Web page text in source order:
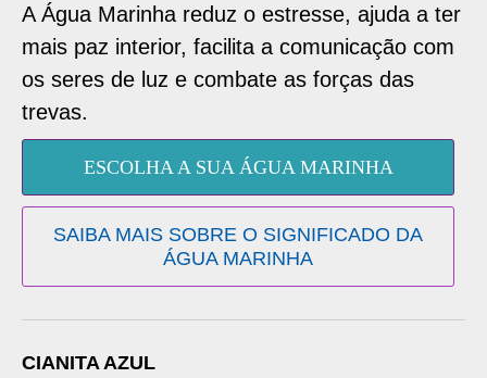
A Água Marinha reduz o estresse, ajuda a ter
mais paz interior, facilita a comunicação com
os seres de luz e combate as forças das
trevas.
ESCOLHA A SUA ÁGUA MARINHA
SAIBA MAIS SOBRE O SIGNIFICADO DA
ÁGUA MARINHA
CIANITA AZUL